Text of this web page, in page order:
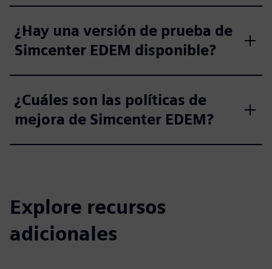
¿Hay una versión de prueba de
Simcenter EDEM disponible?
¿Cuáles son las políticas de
mejora de Simcenter EDEM?
Explore recursos
adicionales